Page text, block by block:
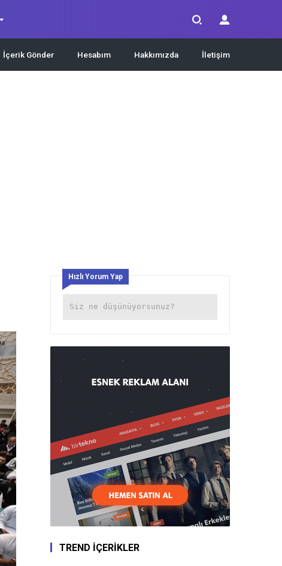
İçerik Gönder Hesabım Hakkımızda İletişim
Hızlı Yorum Yap
TREND İÇERİKLER